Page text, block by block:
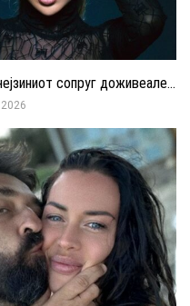
сопруг доживеале...